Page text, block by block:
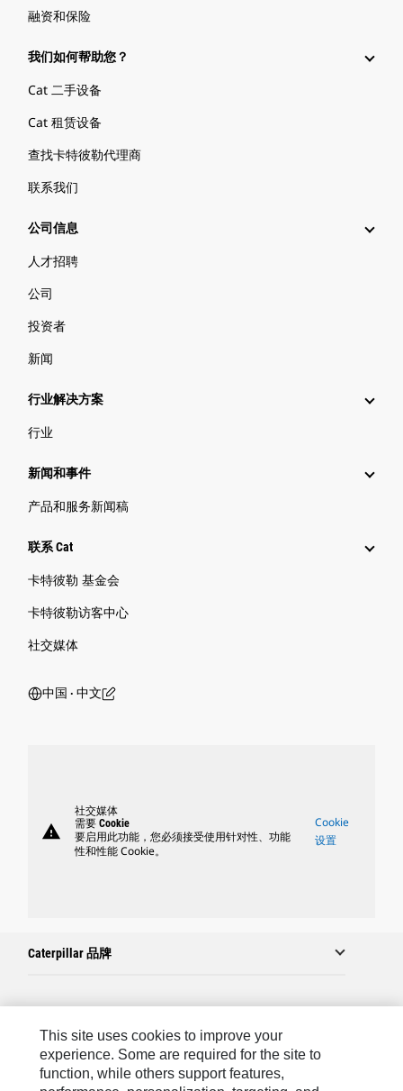
融资和保险
我们如何帮助您？
Cat 二手设备
Cat 租赁设备
查找卡特彼勒代理商
联系我们
公司信息
人才招聘
公司
投资者
新闻
行业解决方案
行业
新闻和事件
产品和服务新闻稿
联系 Cat
卡特彼勒 基金会
卡特彼勒访客中心
社交媒体
中国 ‧ 中文
warning
社交媒体
需要 Cookie
要启用此功能，您必须接受使用针对性、功能
性和性能 Cookie。
Cookie
设置
Caterpillar 品牌
联系 Caterpillar
站点地图
This site uses cookies to improve your
experience. Some are required for the site to
function, while others support features,